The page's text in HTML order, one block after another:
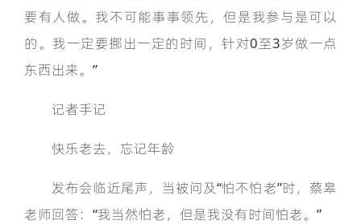
要有人做。我不可能事事领先，但是我参与是可以
的。我一定要挪出一定的时间，针对0至3岁做一点
东西出来。”
记者手记
快乐老去，忘记年龄
发布会临近尾声，当被问及“怕不怕老”时，蔡皋
老师回答：“我当然怕老，但是我没有时间怕老。”